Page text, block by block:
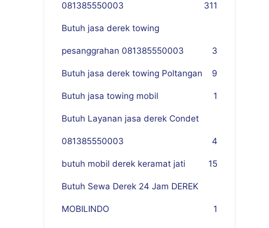
081385550003 311
Butuh jasa derek towing
pesanggrahan 081385550003 3
Butuh jasa derek towing Poltangan 9
Butuh jasa towing mobil 1
Butuh Layanan jasa derek Condet
081385550003 4
butuh mobil derek keramat jati 15
Butuh Sewa Derek 24 Jam DEREK
MOBILINDO 1